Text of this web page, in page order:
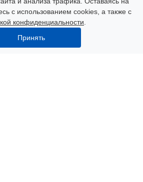
с использованием cookies, а также с
конфиденциальности
Принять